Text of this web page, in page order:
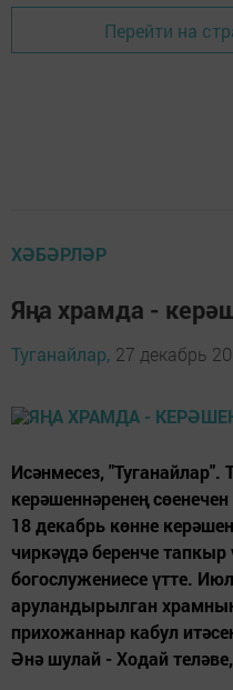
Перейти на
ХӘБӘРЛӘР
Яңа храмда -
Туганайлар, 27 декабрь
Исәнмесез, "Туганайлар".
керәшеннәренең
18 декабрь көнне
чиркәүдә беренче тапкыр
богослужениесе үтте.
аруландырылган
прихожаннар кабул
Әнә шулай - Ходай